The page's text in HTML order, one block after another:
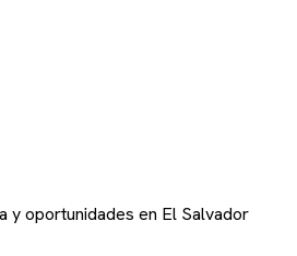
y oportunidades en El Salvador